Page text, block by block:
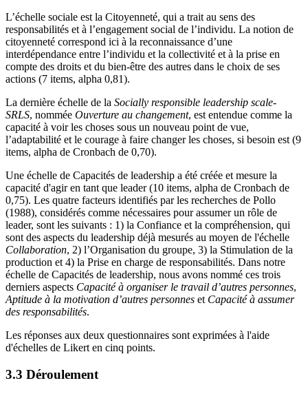
L’échelle sociale est la Citoyenneté, qui a trait au sens des
responsabilités et à l’engagement social de l’individu. La notion de
citoyenneté correspond ici à la reconnaissance d’une
interdépendance entre l’individu et la collectivité et à la prise en
compte des droits et du bien-être des autres dans le choix de ses
actions (7 items, alpha 0,81).
La dernière échelle de la Socially responsible leadership scale-
SRLS, nommée Ouverture au changement, est entendue comme la
capacité à voir les choses sous un nouveau point de vue,
l’adaptabilité et le courage à faire changer les choses, si besoin est (9
items, alpha de Cronbach de 0,70).
Une échelle de Capacités de leadership a été créée et mesure la
capacité d'agir en tant que leader (10 items, alpha de Cronbach de
0,75). Les quatre facteurs identifiés par les recherches de Pollo
(1988), considérés comme nécessaires pour assumer un rôle de
leader, sont les suivants : 1) la Confiance et la compréhension, qui
sont des aspects du leadership déjà mesurés au moyen de l'échelle
Collaboration, 2) l’Organisation du groupe, 3) la Stimulation de la
production et 4) la Prise en charge de responsabilités. Dans notre
échelle de Capacités de leadership, nous avons nommé ces trois
derniers aspects Capacité à organiser le travail d’autres personnes,
Aptitude à la motivation d’autres personnes et Capacité à assumer
des responsabilités.
Les réponses aux deux questionnaires sont exprimées à l'aide
d'échelles de Likert en cinq points.
3.3 Déroulement